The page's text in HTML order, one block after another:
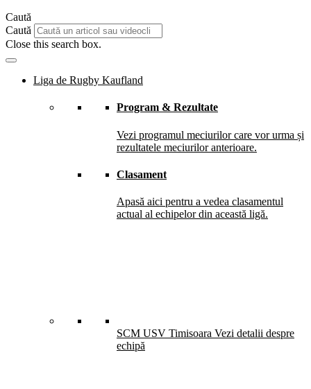
Caută
Caută
Close this search box.
Liga de Rugby Kaufland
Program & Rezultate
Vezi programul meciurilor care vor urma și
rezultatele meciurilor anterioare.
Clasament
Apasă aici pentru a vedea clasamentul
actual al echipelor din această ligă.
SCM USV Timisoara Vezi detalii despre
echipă